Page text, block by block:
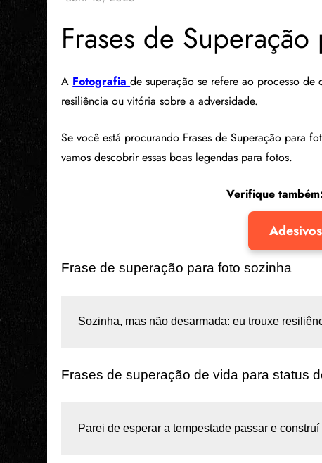
Frases de
A Fotografia de superação se refere ao processo de
resiliência ou vitória sobre a adversidade.
Se você está procurando Frases de Superação para
vamos descobrir essas boas legendas para fotos.
Verifique também:
Frase de superação para foto sozinha
Sozinha, mas não desarmada: eu trouxe
Frases de superação de vida para status
Parei de esperar a tempestade passar e